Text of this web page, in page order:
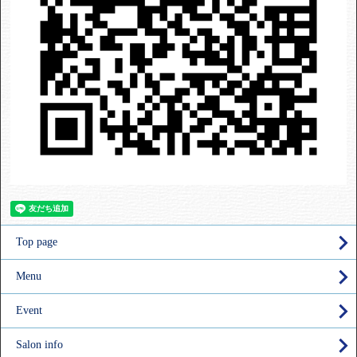
Top page
Menu
Event
Salon info